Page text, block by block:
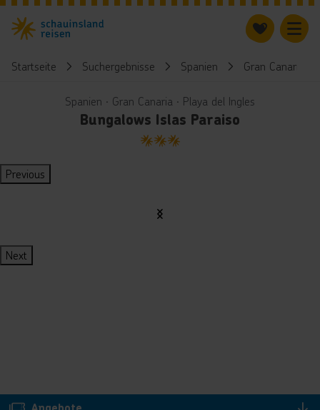
Startseite Suchergebnisse Spanien Gran Canaria
Spanien ∙ Gran Canaria ∙ Playa del Ingles
Bungalows Islas Paraiso
3
Previous
Next